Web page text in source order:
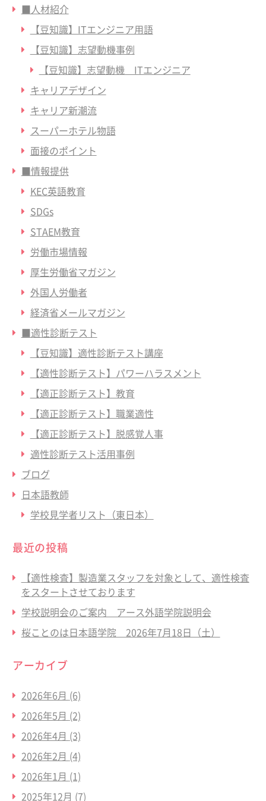
■人材紹介
【豆知識】ITエンジニア用語
【豆知識】志望動機事例
【豆知識】志望動機 ITエンジニア
キャリアデザイン
キャリア新潮流
スーパーホテル物語
面接のポイント
■情報提供
KEC英語教育
SDGs
STAEM教育
労働市場情報
厚生労働省マガジン
外国人労働者
経済省メールマガジン
■適性診断テスト
【豆知識】適性診断テスト講座
【適性診断テスト】パワーハラスメント
【適正診断テスト】教育
【適正診断テスト】職業適性
【適正診断テスト】脱感覚人事
適性診断テスト活用事例
ブログ
日本語教師
学校見学者リスト（東日本）
最近の投稿
【適性検査】製造業スタッフを対象として、適性検査
をスタートさせております
学校説明会のご案内 アース外語学院説明会
桜ことのは日本語学院 2026年7月18日（土）
アーカイブ
2026年6月 (6)
2026年5月 (2)
2026年4月 (3)
2026年2月 (4)
2026年1月 (1)
2025年12月 (7)